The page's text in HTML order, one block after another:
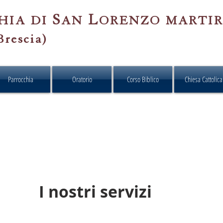
DI SAN LORENZO
Parrocchia Oratorio Corso Biblico Chiesa Cattolica
I nostri servizi